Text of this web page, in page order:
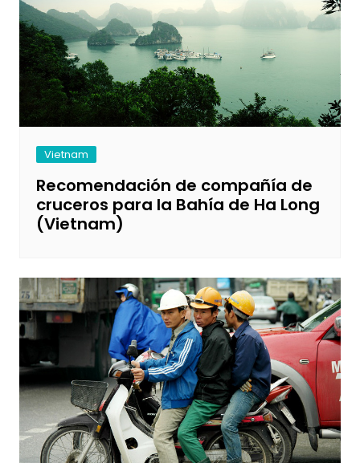
Vietnam
Recomendación de compañía de
cruceros para la Bahía de Ha Long
(Vietnam)